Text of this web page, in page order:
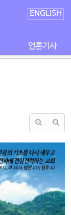
ENGLISH
언론기사